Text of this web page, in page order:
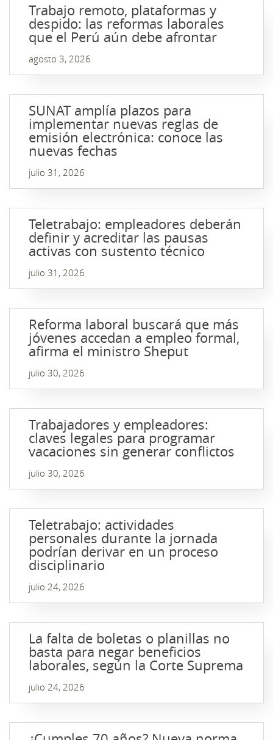
Trabajo remoto, plataformas y
despido: las reformas laborales
que el Perú aún debe afrontar
agosto 3, 2026
SUNAT amplía plazos para
implementar nuevas reglas de
emisión electrónica: conoce las
nuevas fechas
julio 31, 2026
Teletrabajo: empleadores deberán
definir y acreditar las pausas
activas con sustento técnico
julio 31, 2026
Reforma laboral buscará que más
jóvenes accedan a empleo formal,
afirma el ministro Sheput
julio 30, 2026
Trabajadores y empleadores:
claves legales para programar
vacaciones sin generar conflictos
julio 30, 2026
Teletrabajo: actividades
personales durante la jornada
podrían derivar en un proceso
disciplinario
julio 24, 2026
La falta de boletas o planillas no
basta para negar beneficios
laborales, según la Corte Suprema
julio 24, 2026